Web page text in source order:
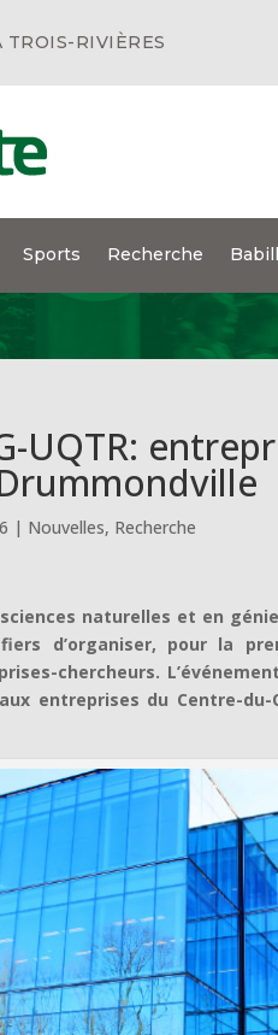
TROIS-RIVIÈRES
Sports Recherche
UQTR:
| Nouvelles, Recherche
naturelles et en
d’organiser, pour la
chercheurs.
entreprises du Centre-